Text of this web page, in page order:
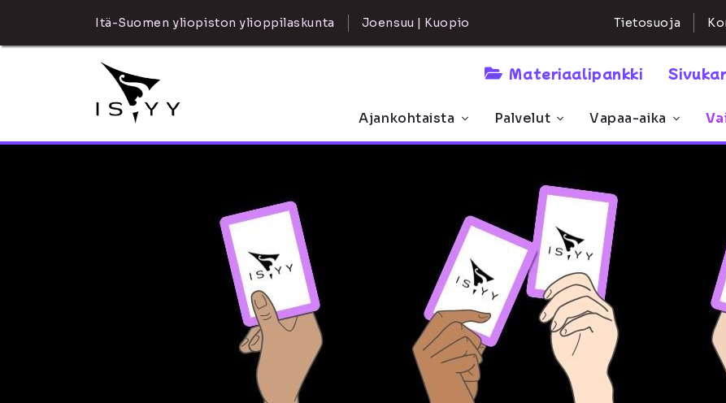
Itä-Suomen yliopiston ylioppilaskunta Joensuu | Kuopio Tietosuoja
Materiaalipankki
Ajankohtaista Palvelut Vapaa-aika